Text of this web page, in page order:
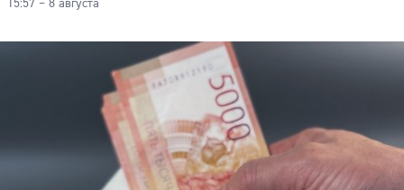
15:57 – 8 августа